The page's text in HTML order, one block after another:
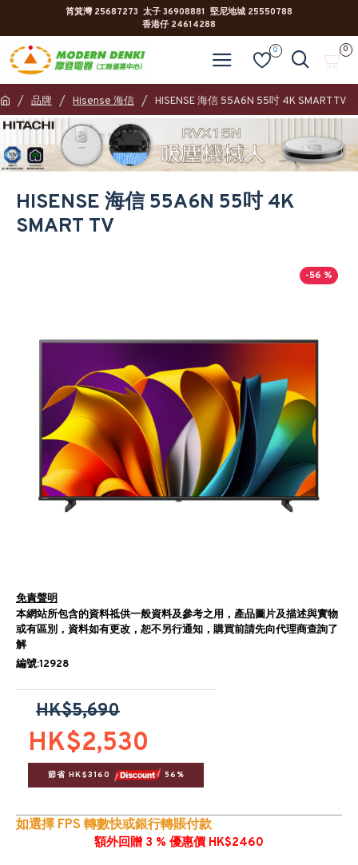
筲箕灣 25687273 太子 36908881 堅尼地城 25550788
香港仔 24614288
0 0
品牌 Hisense 海信 HISENSE 海信 55A6N 55吋 4K SMART TV
HISENSE 海信 55A6N 55吋 4K
SMART TV
-56 %
免責聲明
本網站所包含的資料祗供一般資料及參考之用，產品圖片及描述與實物
或有區別，資料如有更改，恕不另行通知，購買前請先向代理商查詢了
解
編號:12928
HK$2,530
HK$5,690
節省 HK$3160 56%
如選擇 FPS 轉數快或銀行轉賬付款
額外回贈 3 % 優惠價 HK$2460